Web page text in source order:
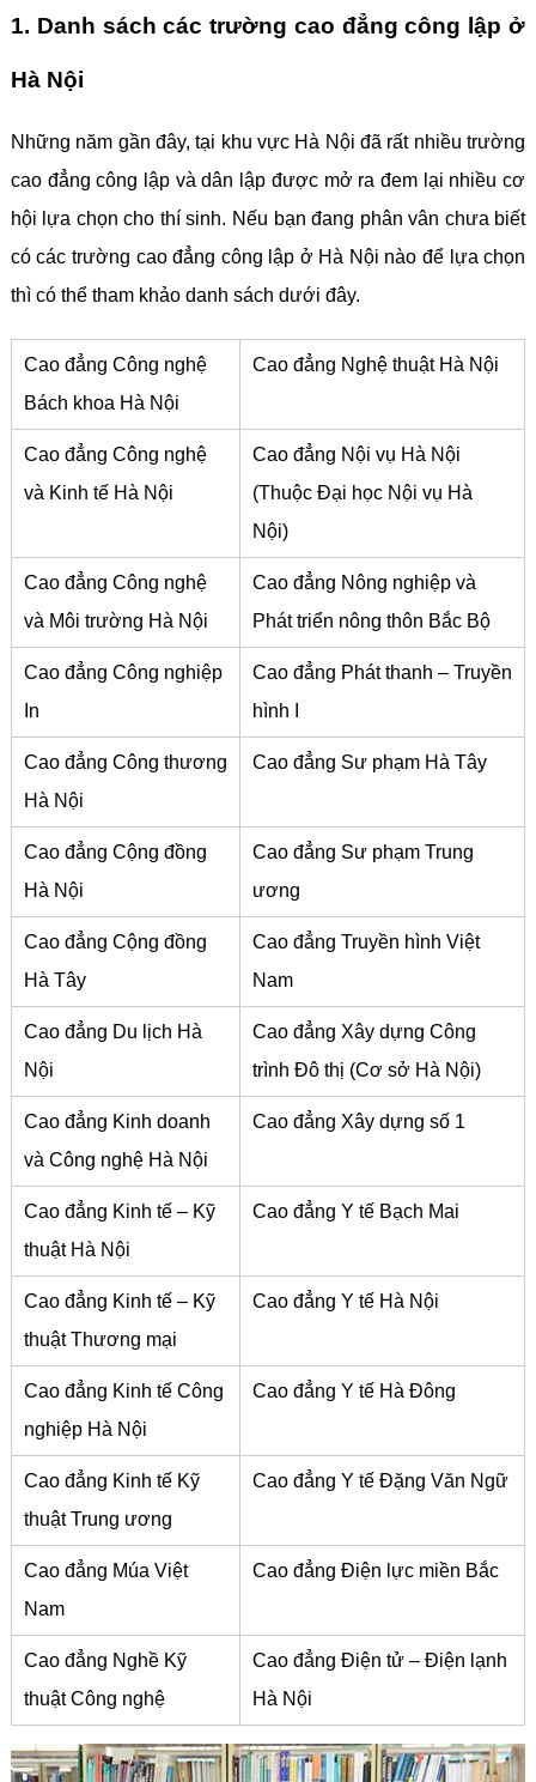
1. Danh sách các trường cao đẳng công lập ở
Hà Nội
Những năm gần đây, tại khu vực Hà Nội đã rất nhiều trường
cao đẳng công lập và dân lập được mở ra đem lại nhiều cơ
hội lựa chọn cho thí sinh. Nếu bạn đang phân vân chưa biết
có các trường cao đẳng công lập ở Hà Nội nào để lựa chọn
thì có thể tham khảo danh sách dưới đây.
Cao đẳng Công nghệ
Bách khoa Hà Nội
Cao đẳng Nghệ thuật Hà Nội
Cao đẳng Công nghệ
và Kinh tế Hà Nội
Cao đẳng Nội vụ Hà Nội
(Thuộc Đại học Nội vụ Hà
Nội)
Cao đẳng Công nghệ
và Môi trường Hà Nội
Cao đẳng Nông nghiệp và
Phát triển nông thôn Bắc Bộ
Cao đẳng Công nghiệp
In
Cao đẳng Phát thanh – Truyền
hình I
Cao đẳng Công thương
Hà Nội
Cao đẳng Sư phạm Hà Tây
Cao đẳng Cộng đồng
Hà Nội
Cao đẳng Sư phạm Trung
ương
Cao đẳng Cộng đồng
Hà Tây
Cao đẳng Truyền hình Việt
Nam
Cao đẳng Du lịch Hà
Nội
Cao đẳng Xây dựng Công
trình Đô thị (Cơ sở Hà Nội)
Cao đẳng Kinh doanh
và Công nghệ Hà Nội
Cao đẳng Xây dựng số 1
Cao đẳng Kinh tế – Kỹ
thuật Hà Nội
Cao đẳng Y tế Bạch Mai
Cao đẳng Kinh tế – Kỹ
thuật Thương mại
Cao đẳng Y tế Hà Nội
Cao đẳng Kinh tế Công
nghiệp Hà Nội
Cao đẳng Y tế Hà Đông
Cao đẳng Kinh tế Kỹ
thuật Trung ương
Cao đẳng Y tế Đặng Văn Ngữ
Cao đẳng Múa Việt
Nam
Cao đẳng Điện lực miền Bắc
Cao đẳng Nghề Kỹ
thuật Công nghệ
Cao đẳng Điện tử – Điện lạnh
Hà Nội